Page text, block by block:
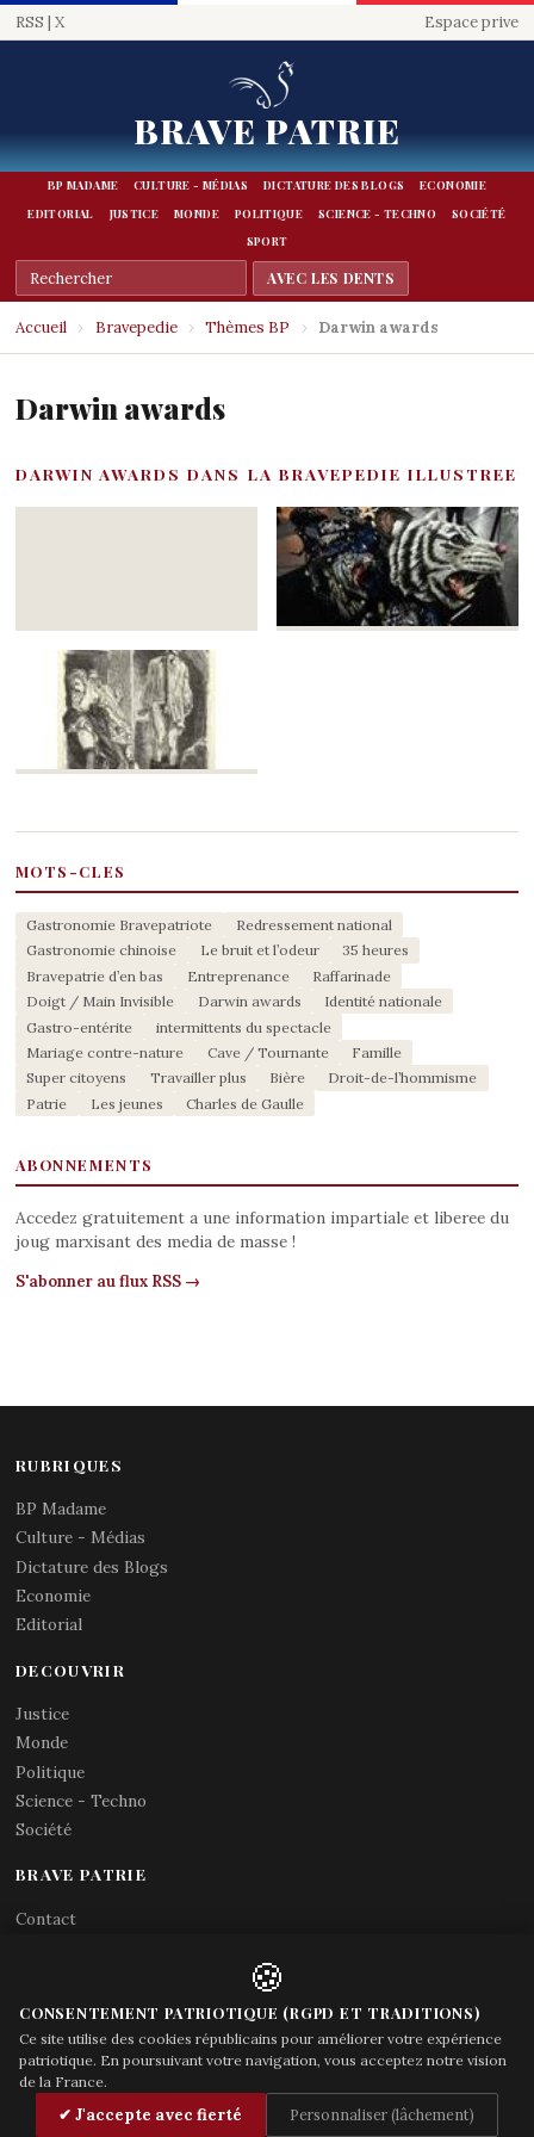
RSS | X Espace prive
BRAVE PATRIE
BP MADAME CULTURE - MÉDIAS DICTATURE DES BLOGS
ECONOMIE
EDITORIAL
JUSTICE MONDE POLITIQUE SCIENCE - TECHNO
SOCIÉTÉ
SPORT
Accueil › Bravepedie › Thèmes BP › Darwin awards
Darwin awards
DARWIN AWARDS DANS LA BRAVEPEDIE ILLUSTREE
MOTS-CLES
Gastronomie Bravepatriote
Redressement national
Gastronomie chinoise
Le bruit et l’odeur
35 heures
Bravepatrie d’en bas
Entreprenance
Raffarinade
Doigt / Main Invisible
Darwin awards
Identité nationale
Gastro-entérite
intermittents du spectacle
Mariage contre-nature
Cave / Tournante
Famille
Super citoyens
Travailler plus Bière
Droit-de-l’hommisme
Patrie
Les jeunes Charles de Gaulle
ABONNEMENTS
Accedez gratuitement a une information impartiale et liberee du
joug marxisant des media de masse !
S'abonner au flux RSS →
RUBRIQUES
BP Madame
Culture - Médias
Dictature des Blogs
Economie
Editorial
DECOUVRIR
Justice
Monde
Politique
Science - Techno
Société
BRAVE PATRIE
Contact
Acces gouvernement
© Brave Patrie + friends—
🍪
CONSENTEMENT PATRIOTIQUE (RGPD ET TRADITIONS)
Ce site utilise des cookies républicains pour améliorer votre expérience
patriotique. En poursuivant votre navigation, vous acceptez notre vision
de la France.
✔ J'accepte avec fierté Personnaliser (lâchement)